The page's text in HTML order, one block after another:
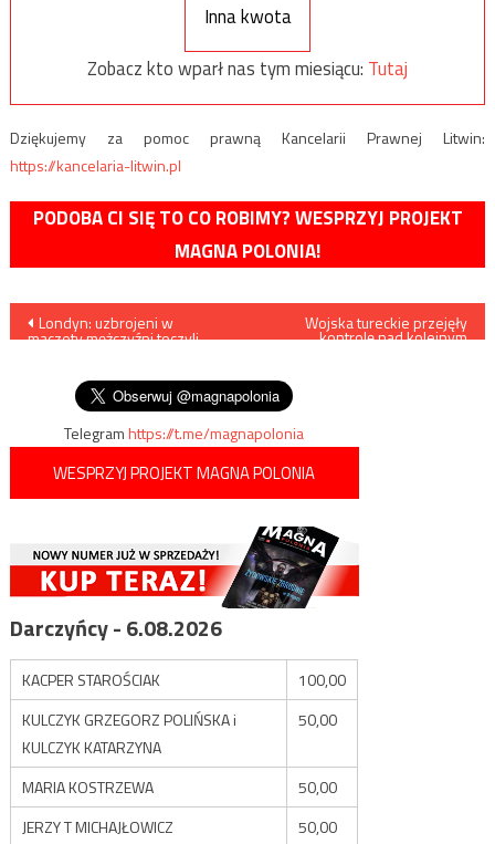
Inna kwota
Zobacz kto wparł nas tym miesiącu: Tutaj
Dziękujemy za pomoc prawną Kancelarii Prawnej Litwin:
https://kancelaria-litwin.pl
PODOBA CI SIĘ TO CO ROBIMY? WESPRZYJ PROJEKT
MAGNA POLONIA!
Nawigacja
Londyn: uzbrojeni w
maczety mężczyźni toczyli
Wojska tureckie przejęły
kontrolę nad kolejnym
Telegramhttps://t.me/magnapolonia
WESPRZYJ PROJEKT MAGNA POLONIA
Darczyńcy - 6.08.2026
KACPER STAROŚCIAK
100,00
KULCZYK GRZEGORZ POLIŃSKA i
KULCZYK KATARZYNA
50,00
MARIA KOSTRZEWA
50,00
JERZY T MICHAJŁOWICZ
50,00